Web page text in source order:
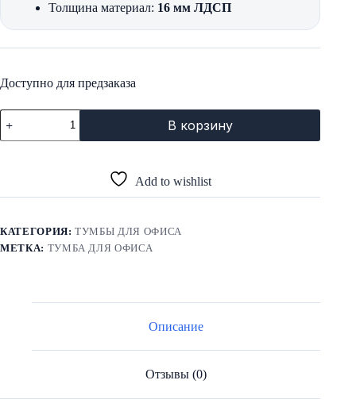
Толщина материал: 16 мм ЛДСП
Доступно для предзаказа
Количество
товара
Тумба
В корзину
Add to wishlist
КАТЕГОРИЯ:ТУМБЫ ДЛЯ ОФИСА
МЕТКА: ТУМБА ДЛЯ ОФИСА
Описание
Отзывы (0)